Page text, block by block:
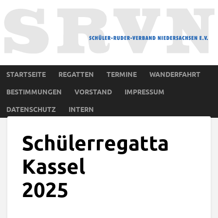
STARTSEITE REGATTEN TERMINE
WANDERFAHRT
BESTIMMUNGEN
VORSTAND
IMPRESSUM
DATENSCHUTZ
INTERN
Schülerregatta
Kassel
2025